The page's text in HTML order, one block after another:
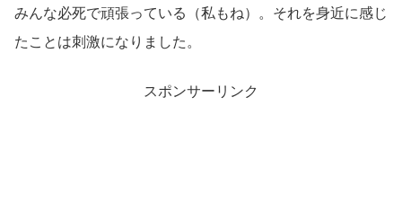
みんな必死で頑張っている（私もね）。それを身近に感じ
たことは刺激になりました。
スポンサーリンク